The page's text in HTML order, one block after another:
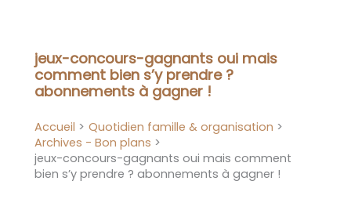
jeux-concours-gagnants oui mais
comment bien s’y prendre ?
abonnements à gagner !
Accueil
Quotidien famille & organisation
Archives - Bon plans
jeux-concours-gagnants oui mais comment
bien s’y prendre ? abonnements à gagner !